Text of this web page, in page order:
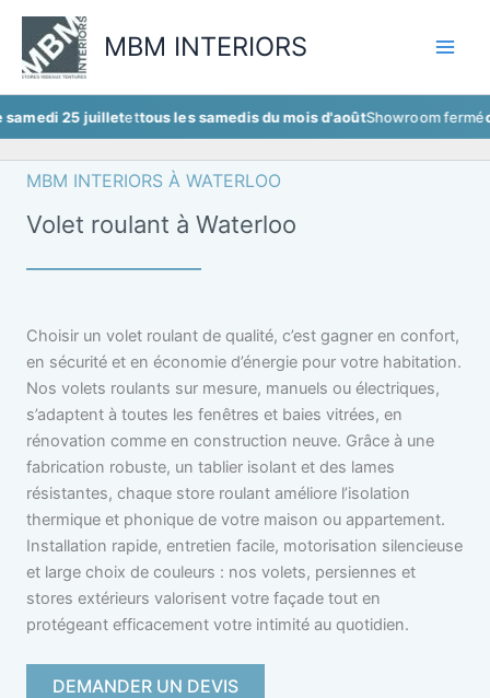
Aller
contenu
MBM INTERIORS
juilletettous les samedis du mois d'aoûtShowroom ferméce
MBM INTERIORS À WATERLOO
Volet roulant à Waterloo
Choisir un volet roulant de qualité, c’est gagner en confort,
en sécurité et en économie d’énergie pour votre habitation.
Nos volets roulants sur mesure, manuels ou électriques,
s’adaptent à toutes les fenêtres et baies vitrées, en
rénovation comme en construction neuve. Grâce à une
fabrication robuste, un tablier isolant et des lames
résistantes, chaque store roulant améliore l’isolation
thermique et phonique de votre maison ou appartement.
Installation rapide, entretien facile, motorisation silencieuse
et large choix de couleurs : nos volets, persiennes et
stores extérieurs valorisent votre façade tout en
protégeant efficacement votre intimité au quotidien.
DEMANDER UN DEVIS